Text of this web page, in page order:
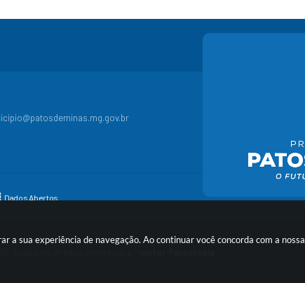
a sua experiência de navegação. Ao continuar você concorda com a nossa
Dados Abertos